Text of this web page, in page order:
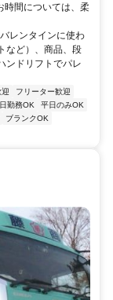
時間については、柔
レンタインに使わ
など）、商品、段
ンドリフトでパレ
フリーター歓迎
勤務OK
平日のみOK
ブランクOK